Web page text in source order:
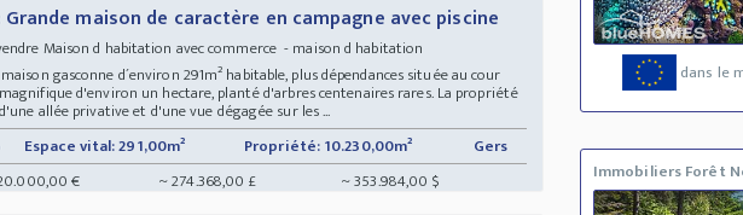
Grande maison de caractère en campagne avec piscine
Maison d habitation avec commerce - maison d habitation
gasconne d´environ 291m² habitable, plus dépendances située au cour
d'environ un hectare, planté d'arbres centenaires rares. La propriété
allée privative et d'une vue dégagée sur les ...
Espace vital: 291,00m² Propriété: 10.230,00m²
Gers
€ ~ 274.368,00 £ ~ 353.984,00 $
dans le
Immobiliers Forêt